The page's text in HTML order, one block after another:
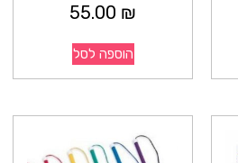
55.00 ₪
הוספה לסל